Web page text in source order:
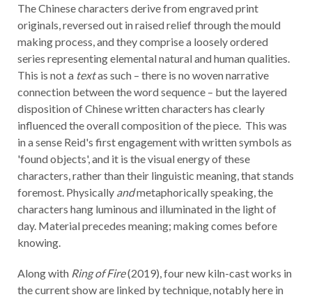
The Chinese characters derive from engraved print
originals, reversed out in raised relief through the mould
making process, and they comprise a loosely ordered
series representing elemental natural and human qualities.
This is not a textas such – there is no woven narrative
connection between the word sequence – but the layered
disposition of Chinese written characters has clearly
influenced the overall composition of the piece. This was
in a sense Reid's first engagement with written symbols as
'found objects', and it is the visual energy of these
characters, rather than their linguistic meaning, that stands
foremost. Physically andmetaphorically speaking, the
characters hang luminous and illuminated in the light of
day. Material precedes meaning; making comes before
knowing.
Along with Ring of Fire(2019), four new kiln-cast works in
the current show are linked by technique, notably here in